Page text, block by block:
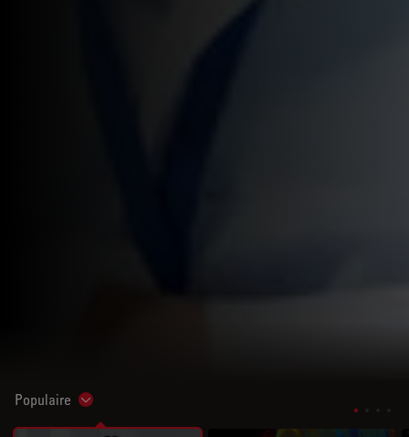
Populaire Show subnavigation